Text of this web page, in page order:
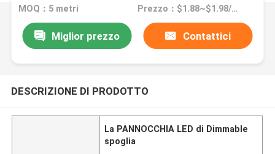
MOQ：5 metri Prezzo：$1.88~$1.98/meter
Miglior prezzo Contattici
DESCRIZIONE DI PRODOTTO
La PANNOCCHIA LED di Dimmable
spoglia